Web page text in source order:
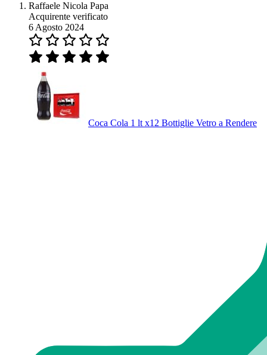
Raffaele Nicola Papa
Acquirente verificato
6 Agosto 2024
Coca Cola 1 lt x12 Bottiglie Vetro a Rendere